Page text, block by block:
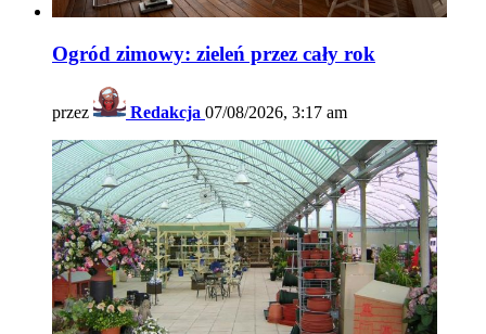
Ogród zimowy: zieleń przez cały rok
przez Redakcja 07/08/2026, 3:17 am